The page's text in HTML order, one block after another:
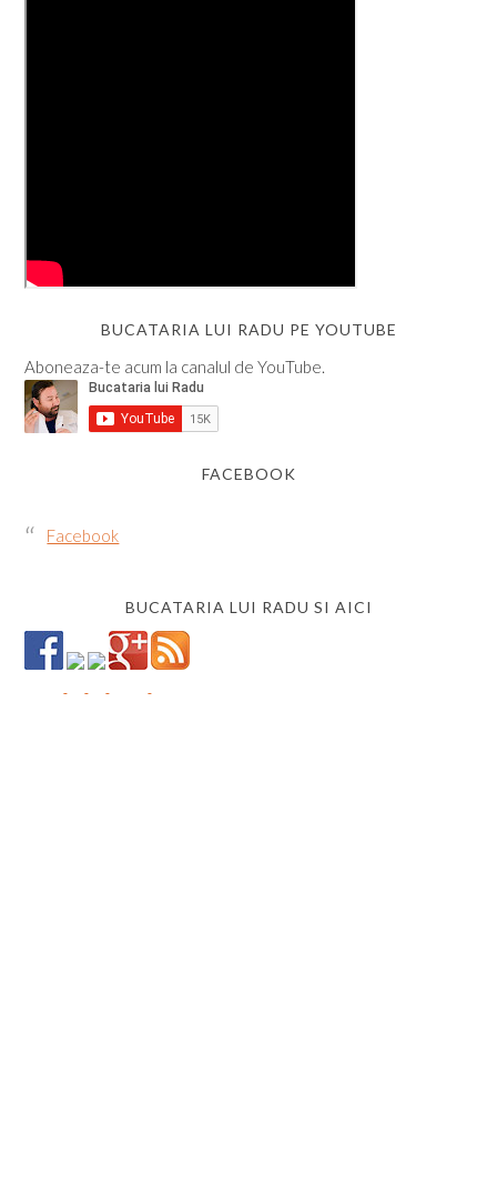
BUCATARIA LUI RADU PE YOUTUBE
Aboneaza-te acum la canalul de YouTube.
FACEBOOK
Facebook
BUCATARIA LUI RADU SI AICI